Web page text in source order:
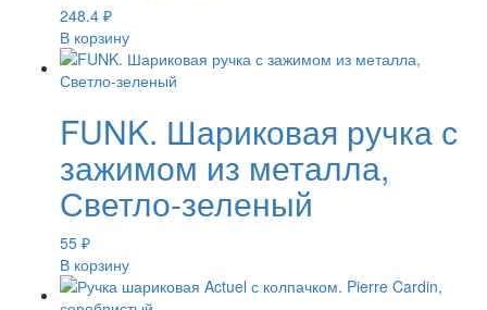
248.4 ₽
В корзину
FUNK. Шариковая ручка с
зажимом из металла,
Светло-зеленый
55 ₽
В корзину